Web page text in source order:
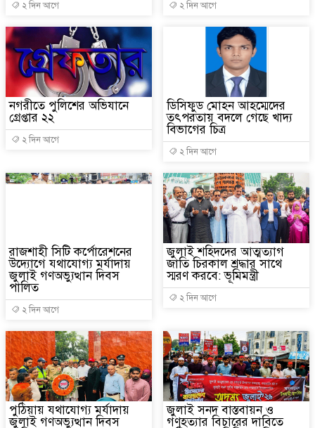
২ দিন আগে ২ দিন আগে
নগরীতে পুলিশের অভিযানে
গ্রেপ্তার ২২
২ দিন আগে
ডিসিফুড মোহন আহম্মেদের
তৎপরতায় বদলে গেছে খাদ্য
বিভাগের চিত্র
২ দিন আগে
রাজশাহী সিটি কর্পোরেশনের
উদ্যোগে যথাযোগ্য মর্যাদায়
জুলাই গণঅভ্যুত্থান দিবস
পালিত
২ দিন আগে
জুলাই শহিদদের আত্মত্যাগ
জাতি চিরকাল শ্রদ্ধার সাথে
স্মরণ করবে: ভূমিমন্ত্রী
২ দিন আগে
পুঠিয়ায় যথাযোগ্য মর্যাদায়
জুলাই গণঅভ্যুত্থান দিবস
জুলাই সনদ বাস্তবায়ন ও
গণহত্যার বিচারের দাবিতে